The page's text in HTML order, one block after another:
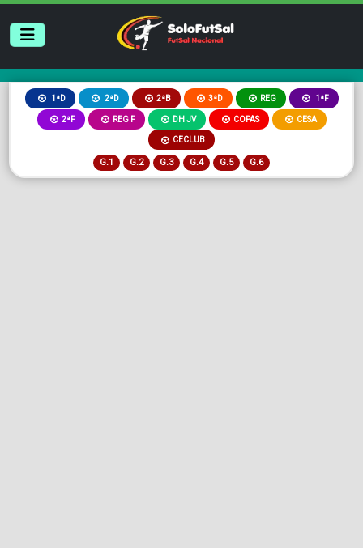
1ªD 2ªD 2ªB 3ªD REG 1ªF
2ªF REG F DH JV COPAS CESA
CECLUB
G.1 G.2 G.3 G.4 G.5 G.6